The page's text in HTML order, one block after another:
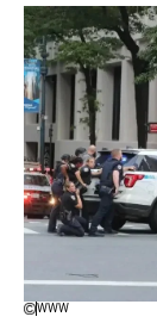
WWW